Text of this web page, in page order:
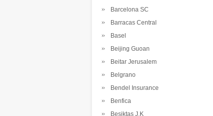
Barcelona SC
Barracas Central
Basel
Beijing Guoan
Beitar Jerusalem
Belgrano
Bendel Insurance
Benfica
Besiktas J.K